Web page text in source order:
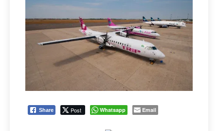
Share Post Whatsapp Email